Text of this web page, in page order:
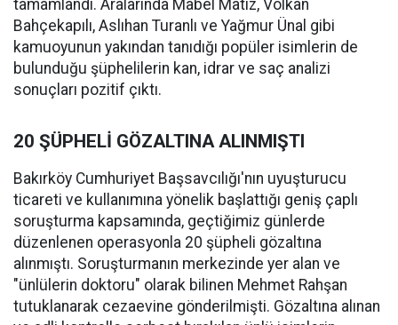
tamamlandı. Aralarında Mabel Matiz, Volkan
Bahçekapılı, Aslıhan Turanlı ve Yağmur Ünal gibi
kamuoyunun yakından tanıdığı popüler isimlerin de
bulunduğu şüphelilerin kan, idrar ve saç analizi
sonuçları pozitif çıktı.
20 ŞÜPHELİ GÖZALTINA ALINMIŞTI
Bakırköy Cumhuriyet Başsavcılığı'nın uyuşturucu
ticareti ve kullanımına yönelik başlattığı geniş çaplı
soruşturma kapsamında, geçtiğimiz günlerde
düzenlenen operasyonla 20 şüpheli gözaltına
alınmıştı. Soruşturmanın merkezinde yer alan ve
"ünlülerin doktoru" olarak bilinen Mehmet Rahşan
tutuklanarak cezaevine gönderilmişti. Gözaltına alınan